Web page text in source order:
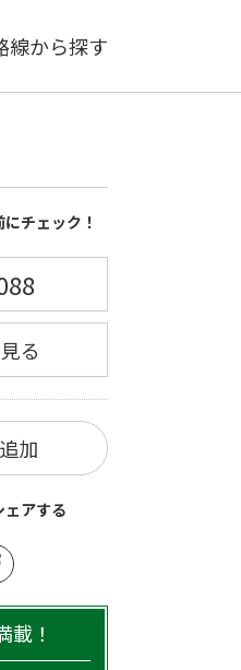
線から探す
チェック！
る
加
ェアする
載！